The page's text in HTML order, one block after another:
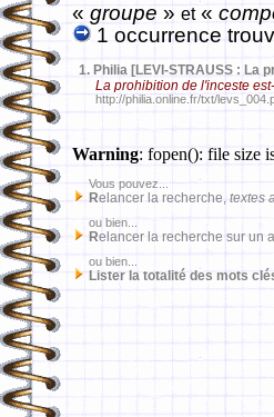
«groupe» et«
1 occurrence
1. Philia [LEVI-STRAUSS : La
La prohibition de l'inceste
http://philia.online.fr/txt/
Warning: fopen(): file size
Vous pouvez...
Relancer la recherche, textes
ou bien...
Relancer la recherche sur un
ou bien...
Lister la totalité des mots